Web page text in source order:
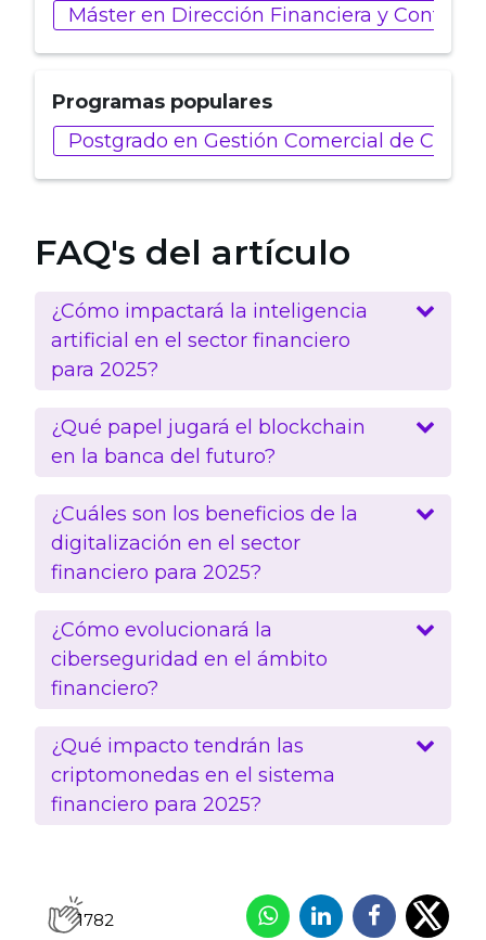
Máster en Dirección Financiera y Control
Programas populares
Postgrado en Gestión Comercial de
FAQ's del artículo
¿Cómo impactará la inteligencia
artificial en el sector financiero
para 2025?
¿Qué papel jugará el blockchain
en la banca del futuro?
¿Cuáles son los beneficios de la
digitalización en el sector
financiero para 2025?
¿Cómo evolucionará la
ciberseguridad en el ámbito
financiero?
¿Qué impacto tendrán las
criptomonedas en el sistema
financiero para 2025?
1782